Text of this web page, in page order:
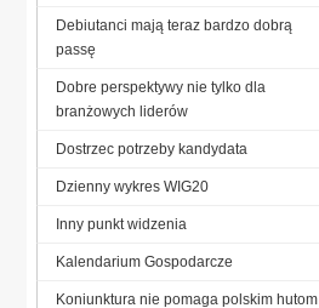
Debiutanci mają teraz bardzo dobrą
passę
Dobre perspektywy nie tylko dla
branżowych liderów
Dostrzec potrzeby kandydata
Dzienny wykres WIG20
Inny punkt widzenia
Kalendarium Gospodarcze
Koniunktura nie pomaga polskim hutom